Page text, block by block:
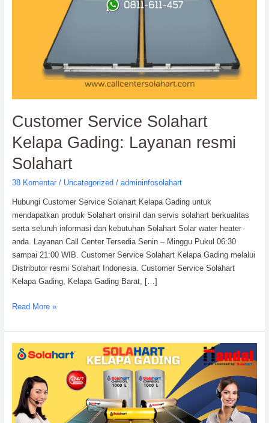
Customer Service Solahart
Kelapa Gading: Layanan resmi
Solahart
38 Komentar / Uncategorized/ admininfosolahart
Hubungi Customer Service Solahart Kelapa Gading untuk
mendapatkan produk Solahart orisinil dan servis solahart berkualitas
serta seluruh informasi dan kebutuhan Solahart Solar water heater
anda. Layanan Call Center Tersedia Senin – Minggu Pukul 06:30
sampai 21:00 WIB. Customer Service Solahart Kelapa Gading melalui
Distributor resmi Solahart Indonesia. Customer Service Solahart
Kelapa Gading, Kelapa Gading Barat, […]
Read More »
Solahart
Water
Heater
Kelapa
Gading:
After